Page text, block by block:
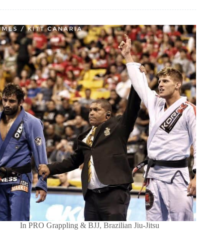
In PRO Grappling & BJJ,Brazilian Jiu-Jitsu